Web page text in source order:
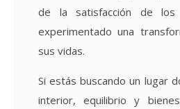
de la satisfacción de los
experimentado una
sus vidas.
Si estás buscando un lugar
interior, equilibrio y